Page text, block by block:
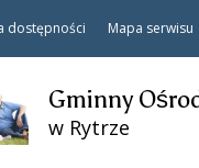
dostępności Mapa serwisu
Gminny
w Rytrze